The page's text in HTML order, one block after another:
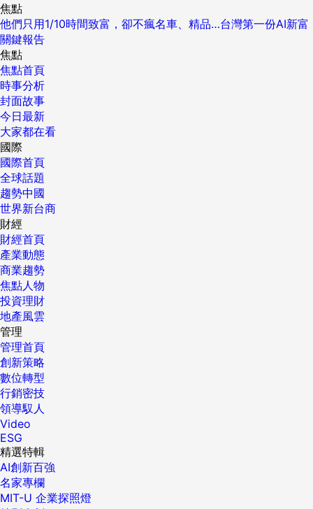
焦點
他們只用1/10時間致富，卻不瘋名車、精品…台灣第一份AI新富
關鍵報告
焦點
焦點首頁
時事分析
封面故事
今日最新
大家都在看
國際
國際首頁
全球話題
趨勢中國
世界新台商
財經
財經首頁
產業動態
商業趨勢
焦點人物
投資理財
地產風雲
管理
管理首頁
創新策略
數位轉型
行銷密技
領導馭人
Video
ESG
精選特輯
AI創新百強
名家專欄
MIT-U 企業探照燈